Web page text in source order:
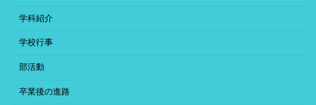
学科紹介
学校行事
部活動
卒業後の進路